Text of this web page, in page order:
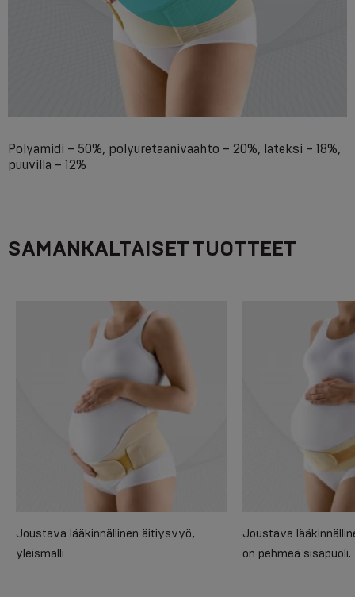
Polyamidi – 50%, polyuretaanivaahto – 20%, lateksi – 18%,
puuvilla – 12%
SAMANKALTAISET TUOTTEET
Joustava lääkinnällinen äitiysvyö,
yleismalli
Joustava
on pehmeä sisäpuoli.